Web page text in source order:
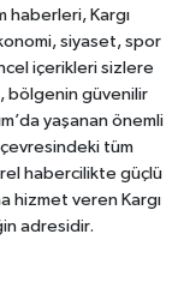
haberleri, Kargı
siyaset, spor
içerikleri sizlere
bölgenin güvenilir
yaşanan önemli
tüm
habercilikte güçlü
hizmet veren Kargı
adresidir.